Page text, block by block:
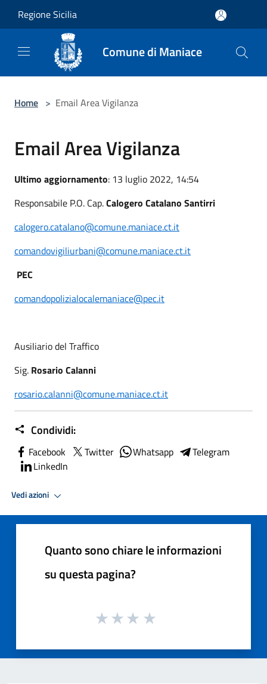
Regione Sicilia
Comune di Maniace
Home > Email Area Vigilanza
Email Area Vigilanza
Ultimo aggiornamento: 13 luglio 2022, 14:54
Responsabile P.O. Cap.Calogero Catalano Santirri
calogero.catalano@comune.maniace.ct.it
comandovigiliurbani@comune.maniace.ct.it
PEC
comandopolizialocalemaniace@pec.it
Ausiliario del Traffico
Sig. Rosario Calanni
rosario.calanni@comune.maniace.ct.it
Condividi:
Facebook Twitter Whatsapp
Telegram
LinkedIn
Vedi azioni
Quanto sono chiare le informazioni
su questa pagina?